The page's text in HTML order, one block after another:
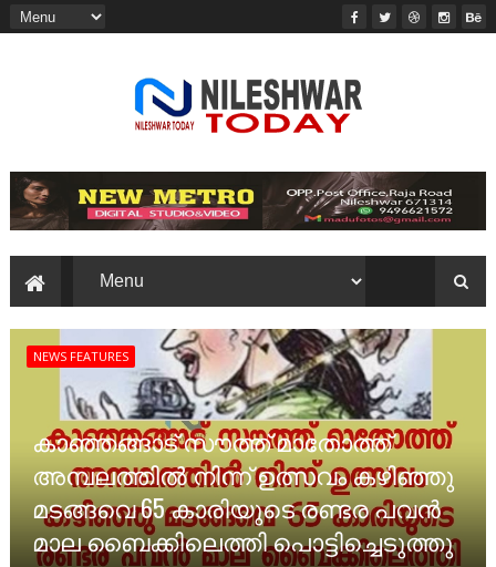
NEWS FEATURES
കാഞ്ഞങ്ങാട് സൗത്ത് മാതോത്ത്
അമ്പലത്തിൽ നിന്ന് ഉത്സവം കഴിഞ്ഞു
മടങ്ങവെ 65 കാരിയുടെ രണ്ടര പവൻ
മാല ബൈക്കിലെത്തി പൊട്ടിച്ചെടുത്തു